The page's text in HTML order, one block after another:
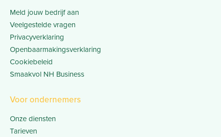
Meld jouw bedrijf aan
Veelgestelde vragen
Privacyverklaring
Openbaarmakingsverklaring
Cookiebeleid
Smaakvol NH Business
Voor ondernemers
Onze diensten
Tarieven